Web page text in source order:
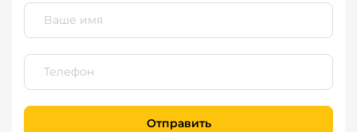
Отправить